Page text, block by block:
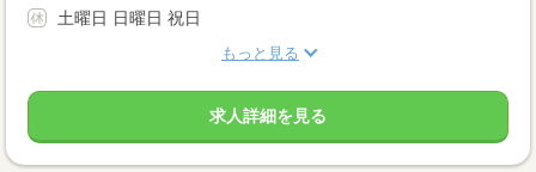
土曜日 日曜日 祝日
もっと見る
求人詳細を見る